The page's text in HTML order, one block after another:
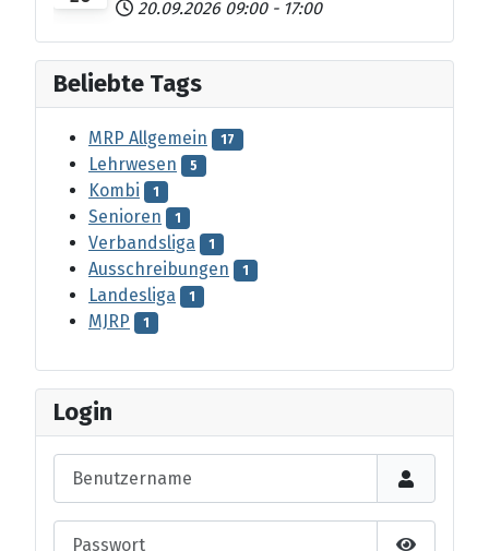
20.09.2026 09:00 - 17:00
Beliebte Tags
MRP Allgemein 17
Lehrwesen 5
Kombi 1
Senioren 1
Verbandsliga 1
Ausschreibungen 1
Landesliga 1
MJRP 1
Login